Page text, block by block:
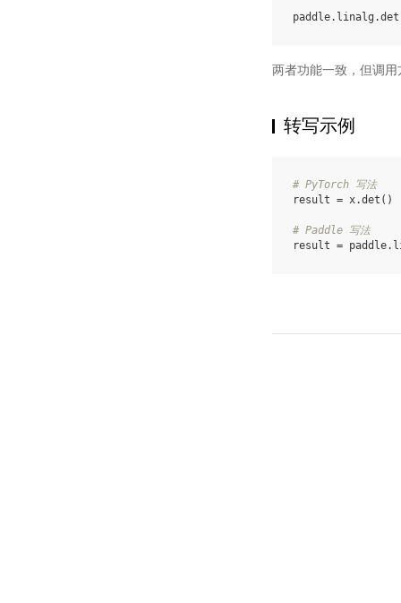
paddle. linalg .det
两者功能一致，但调
转写示例
# PyTorch 写法
result = x.det ()
# Paddle 写法
result = paddle.